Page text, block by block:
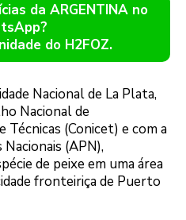
da ARGENTINA no
do H2FOZ.
Nacional de La Plata,
Nacional de
Técnicas (Conicet) e com a
(APN),
de peixe em uma área
fronteiriça de Puerto